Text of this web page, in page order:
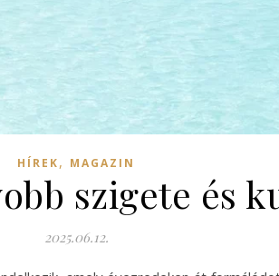
HÍREK, MAGAZIN
szigete és
2025.06.12.